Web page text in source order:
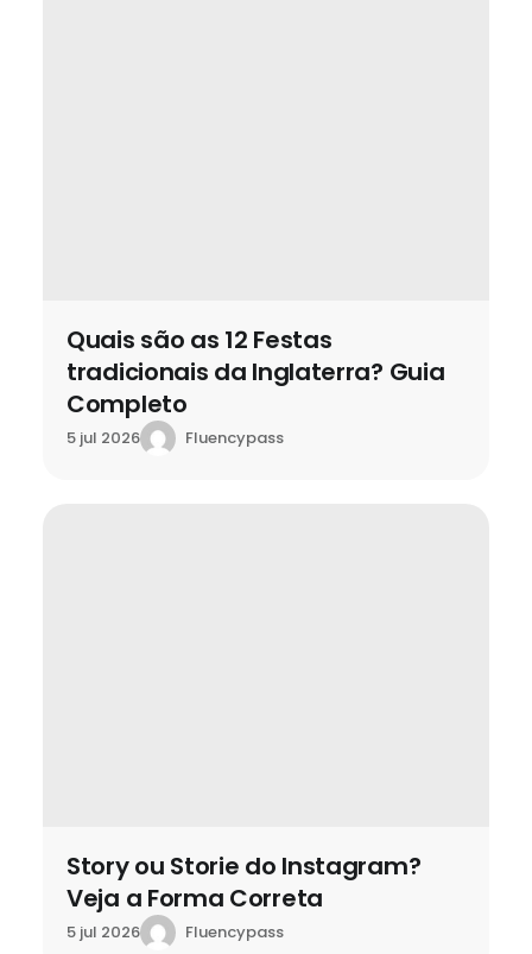
Quais são as 12 Festas
tradicionais da Inglaterra? Guia
Completo
5 jul 2026 Fluencypass
Story ou Storie do Instagram?
Veja a Forma Correta
5 jul 2026 Fluencypass